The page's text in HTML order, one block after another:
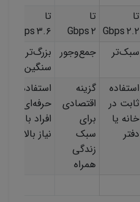
تا
۲.۲ Gbps
تا
۲ Gbps
تا
۳.۶ Gbps
سبک‌تر جمع‌وجور
بزرگ‌تر و
سنگین‌تر
استفاده
ثابت در
خانه یا
دفتر
گزینه
اقتصادی
برای
سبک
زندگی
همراه
استفاده
حرفه‌ای،
افراد با
نیاز بالا